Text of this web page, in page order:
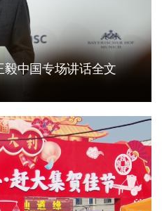
中国专场讲话全文